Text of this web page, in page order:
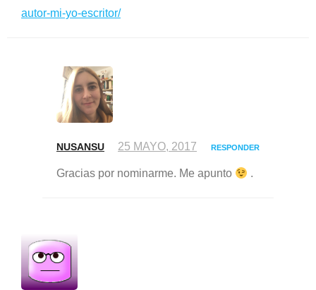
autor-mi-yo-escritor/
NUSANSU 25 MAYO, 2017 RESPONDER
Gracias por nominarme. Me apunto .